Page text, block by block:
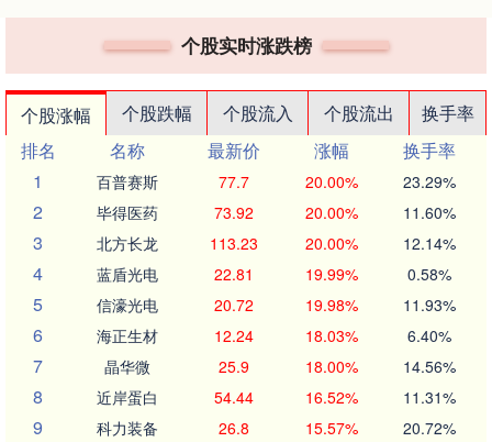
个股实时涨跌榜
个股涨幅 个股跌幅 个股流入 个股流出
换手率
排名
名称 最新价 涨幅
换手率
1
百普赛斯 77.7 20.00% 23.29%
2 毕得医药 73.92 20.00% 11.60%
3 北方长龙 113.23 20.00% 12.14%
4 蓝盾光电 22.81 19.99% 0.58%
5 信濠光电 20.72 19.98% 11.93%
6 海正生材 12.24 18.03% 6.40%
7 晶华微 25.9 18.00% 14.56%
8 近岸蛋白 54.44 16.52% 11.31%
9 科力装备 26.8 15.57% 20.72%